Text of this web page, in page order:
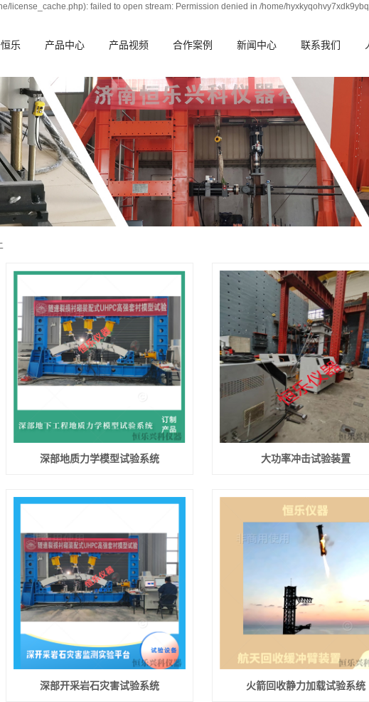
license_cache.php): failed to open stream: Permission denied in /home/
乐 产品中心 产品视频 合作案例 新闻中心 联系我们
深部地质力学模型试验系统 大功率冲击试验装置
深部开采岩石灾害试验系统 火箭回收静力加载试验系统